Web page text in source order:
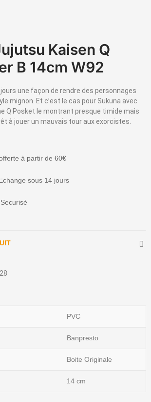
Kaisen Q
B 14cm W92
une façon de rendre des personnages
mignon. Et c’est le cas pour Sukuna avec
Q Posket le montrant presque timide mais
à jouer un mauvais tour aux exorcistes.
à partir de 60€
sous 14 jours
PVC
Banpresto
Boite Originale
14 cm